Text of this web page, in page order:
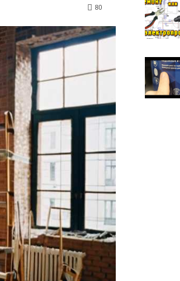
80